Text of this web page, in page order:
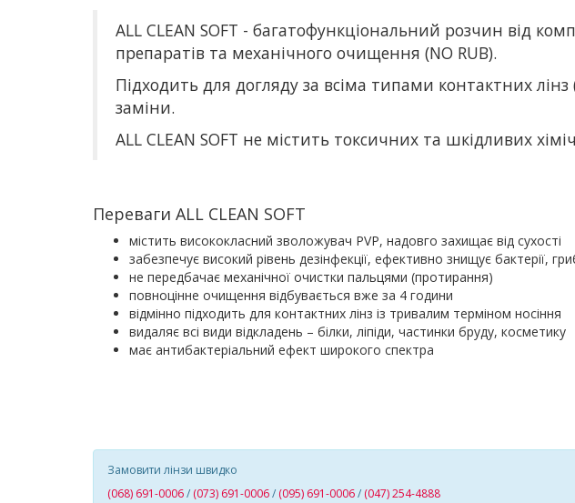
ALL CLEAN SOFT - багатофункціональний розчин від
препаратів та механічного очищення (NO RUB).
Підходить для догляду за всіма типами контактних
заміни.
ALL CLEAN SOFT не містить токсичних та шкідливих
Переваги ALL CLEAN SOFT
містить висококласний зволожувач PVP, надовго захищає від сухості
забезпечує високий рівень дезінфекції, ефективно знищує бактерії,
не передбачає механічної очистки пальцями (протирання)
повноцінне очищення відбувається вже за 4 години
відмінно підходить для контактних лінз із тривалим терміном носіння
видаляє всі види відкладень – білки, ліпіди, частинки бруду, косметику
має антибактеріальний ефект широкого спектра
Замовити лінзи швидко
(068) 691-0006/ (073) 691-0006/ (095) 691-0006/ (047) 254-4888